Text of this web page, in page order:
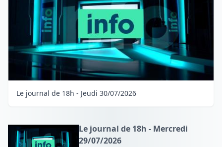
Le journal de 18h - Jeudi 30/07/2026
Le journal de 18h - Mercredi
29/07/2026